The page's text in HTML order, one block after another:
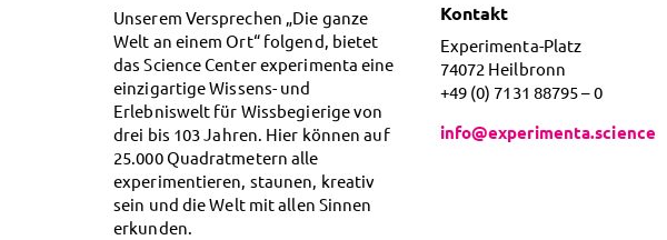
Unserem Versprechen „Die ganze
Welt an einem Ort“ folgend, bietet
das Science Center experimenta eine
einzigartige Wissens- und
Erlebniswelt für Wissbegierige von
drei bis 103 Jahren. Hier können auf
25.000 Quadratmetern alle
experimentieren, staunen, kreativ
sein und die Welt mit allen Sinnen
erkunden.
Kontakt
Experimenta-Platz
74072 Heilbronn
+49 (0) 7131 88795 – 0
info@experimenta.science